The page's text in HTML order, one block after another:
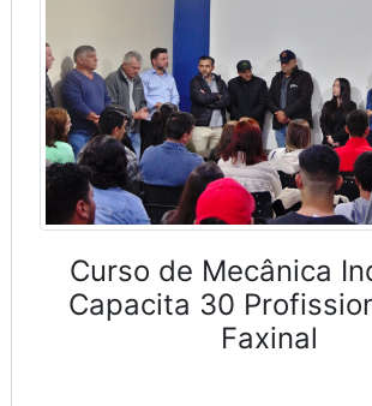
Curso de Mecânica
Capacita 30
Faxinal